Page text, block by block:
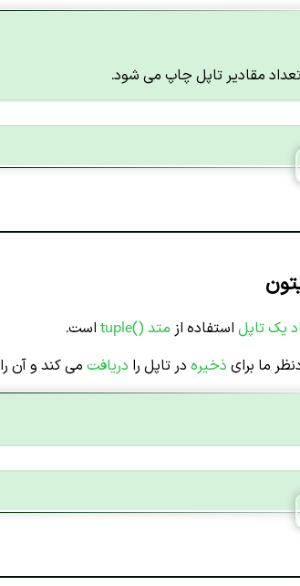
مقادیر تاپل چاپ می شود.
یک تاپل استفاده از متد ()tuple
است.
ما برای ذخیره در تاپل را دریافت می کند و آن را